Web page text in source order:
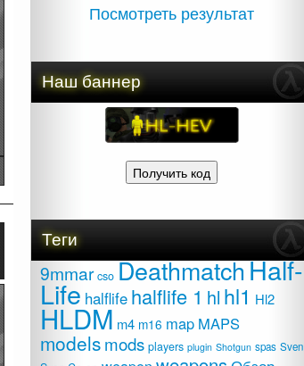
Посмотреть результат
Наш баннер
Теги
9mmar cso DeathmatchHalf-
Life halflife halflife 1 hl hl1 Hl2
HLDM m4 m16 map MAPS
modelsmods players plugin Shotgun spas Sven